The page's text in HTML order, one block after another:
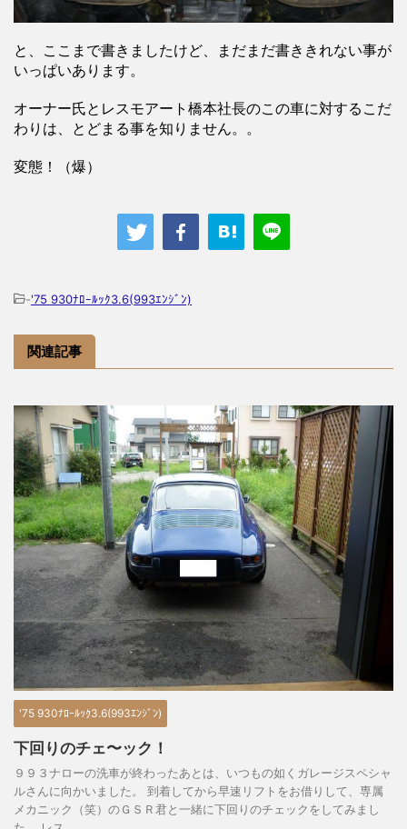
と、ここまで書きましたけど、まだまだ書ききれない事が
いっぱいあります。
オーナー氏とレスモアート橋本社長のこの車に対するこだ
わりは、とどまる事を知りません。。
変態！（爆）
-'75 930ﾅﾛｰﾙｯｸ3.6(993ｴﾝｼﾞﾝ)
関連記事
'75 930ﾅﾛｰﾙｯｸ3.6(993ｴﾝｼﾞﾝ)
下回りのチェ〜ック！
９９３ナローの洗車が終わったあとは、いつもの如くガレージスペシャ
ルさんに向かいました。 到着してから早速リフトをお借りして、専属
メカニック（笑）のＧＳＲ君と一緒に下回りのチェックをしてみまし